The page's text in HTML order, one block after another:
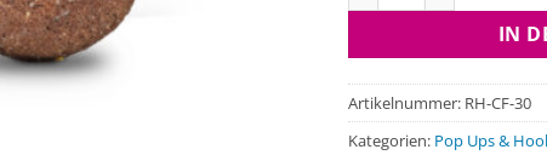
IN
Artikelnummer: RH-CF-30
Kategorien: Pop Ups &